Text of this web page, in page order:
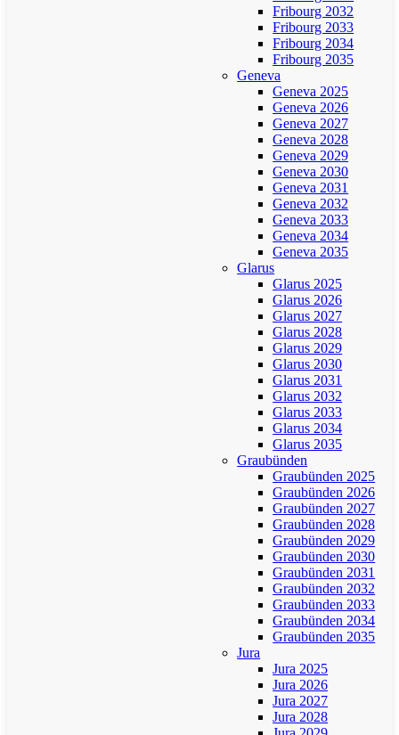
Fribourg 2032
Fribourg 2033
Fribourg 2034
Fribourg 2035
Geneva
Geneva 2025
Geneva 2026
Geneva 2027
Geneva 2028
Geneva 2029
Geneva 2030
Geneva 2031
Geneva 2032
Geneva 2033
Geneva 2034
Geneva 2035
Glarus
Glarus 2025
Glarus 2026
Glarus 2027
Glarus 2028
Glarus 2029
Glarus 2030
Glarus 2031
Glarus 2032
Glarus 2033
Glarus 2034
Glarus 2035
Graubünden
Graubünden 2025
Graubünden 2026
Graubünden 2027
Graubünden 2028
Graubünden 2029
Graubünden 2030
Graubünden 2031
Graubünden 2032
Graubünden 2033
Graubünden 2034
Graubünden 2035
Jura
Jura 2025
Jura 2026
Jura 2027
Jura 2028